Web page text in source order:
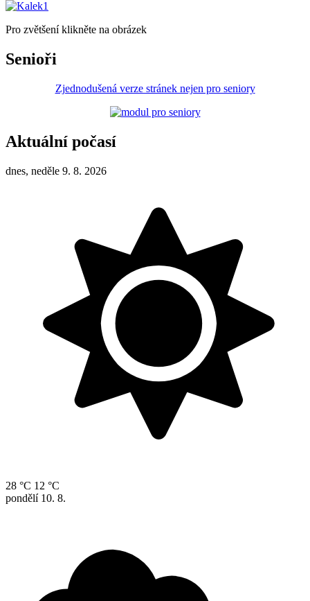
Pro zvětšení klikněte na obrázek
Senioři
Zjednodušená verze stránek nejen pro seniory
Aktuální počasí
dnes, neděle 9. 8. 2026
28 °C 12 °C
pondělí 10. 8.